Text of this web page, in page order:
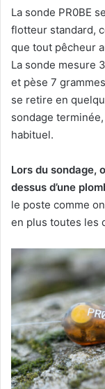
La sonde PR0BE
flotteur standard,
que tout pêcheur
La sonde mesure
et pèse 7
se retire en
sondage
habituel.
Lors du sondage,
dessus d’une
le poste comme
en plus toutes les